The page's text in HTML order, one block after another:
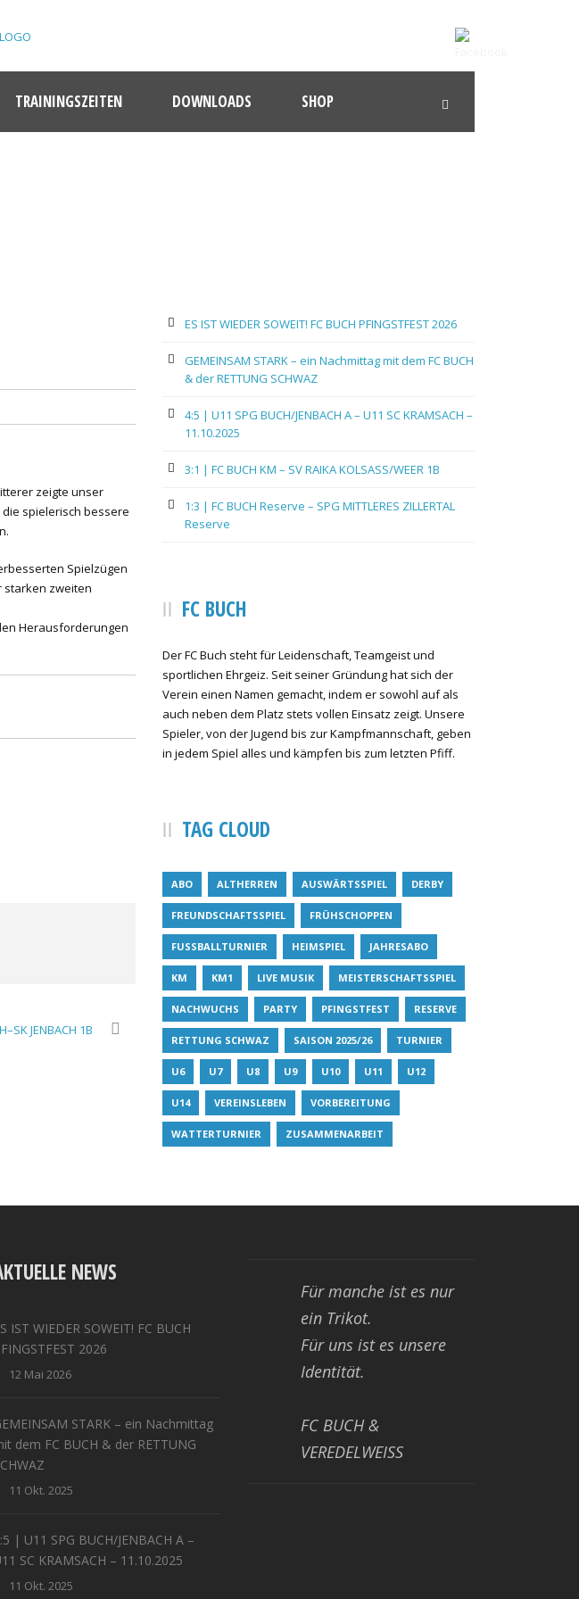
TRAININGSZEITEN DOWNLOADS SHOP
zeigte unser
spielerisch bessere
Spielzügen
starken zweiten
Herausforderungen
JENBACH 1B
ES IST WIEDER SOWEIT! FC BUCH PFINGSTFEST 2026
GEMEINSAM STARK – ein Nachmittag mit dem FC BUCH
& der RETTUNG SCHWAZ
4:5 | U11 SPG BUCH/JENBACH A – U11 SC KRAMSACH –
11.10.2025
3:1 | FC BUCH KM – SV RAIKA KOLSASS/WEER 1B
1:3 | FC BUCH Reserve – SPG MITTLERES ZILLERTAL
Reserve
FC BUCH
Der FC Buch steht für Leidenschaft, Teamgeist und
sportlichen Ehrgeiz. Seit seiner Gründung hat sich der
Verein einen Namen gemacht, indem er sowohl auf als
auch neben dem Platz stets vollen Einsatz zeigt. Unsere
Spieler, von der Jugend bis zur Kampfmannschaft, geben
in jedem Spiel alles und kämpfen bis zum letzten Pfiff.
TAG CLOUD
ABO ALTHERREN AUSWÄRTSSPIEL DERBY
FREUNDSCHAFTSSPIEL FRÜHSCHOPPEN
FUSSBALLTURNIER HEIMSPIEL JAHRESABO
KM KM1 LIVE MUSIK MEISTERSCHAFTSSPIEL
NACHWUCHS PARTY PFINGSTFEST RESERVE
RETTUNG SCHWAZ SAISON 2025/26 TURNIER
U6 U7 U8 U9 U10 U11 U12
U14 VEREINSLEBEN VORBEREITUNG
WATTERTURNIER ZUSAMMENARBEIT
NEWS
IST WIEDER SOWEIT! FC BUCH
2026
12 Mai 2026
STARK – ein Nachmittag
dem FC BUCH & der RETTUNG
11 Okt. 2025
| U11 SPG BUCH/JENBACH A –
SC KRAMSACH – 11.10.2025
11 Okt. 2025
Für manche ist es nur
ein Trikot.
Für uns ist es unsere
Identität.
FC BUCH &
VEREDELWEISS